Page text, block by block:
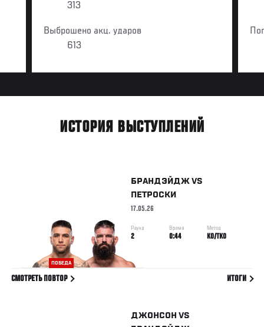
313
Выброшено акц. ударов
613
ИСТОРИЯ ВЫСТУПЛЕНИЙ
ПОБЕДА
БРАНДЭЙДЖ VS
ПЕТРОСКИ
17.05.26
Раунд
2
Время
0:44
Метод
KO/TKO
СМОТРЕТЬ ПОВТОР ИТОГИ
ДЖОНСОН VS